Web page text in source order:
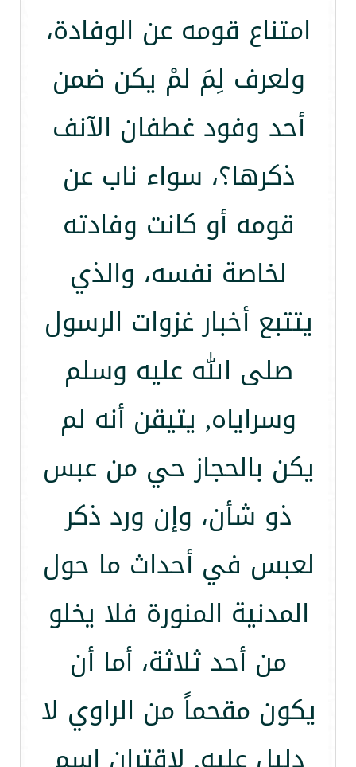
امتناع قومه عن الوفادة،
ولعرف لِمَ لمْ يكن ضمن
أحد وفود غطفان الآنف
ذكرها؟، سواء ناب عن
قومه أو كانت وفادته
لخاصة نفسه، والذي
يتتبع أخبار غزوات الرسول
صلى الله عليه وسلم
وسراياه, يتيقن أنه لم
يكن بالحجاز حي من عبس
ذو شأن، وإن ورد ذكر
لعبس في أحداث ما حول
المدنية المنورة فلا يخلو
من أحد ثلاثة، أما أن
يكون مقحماً من الراوي لا